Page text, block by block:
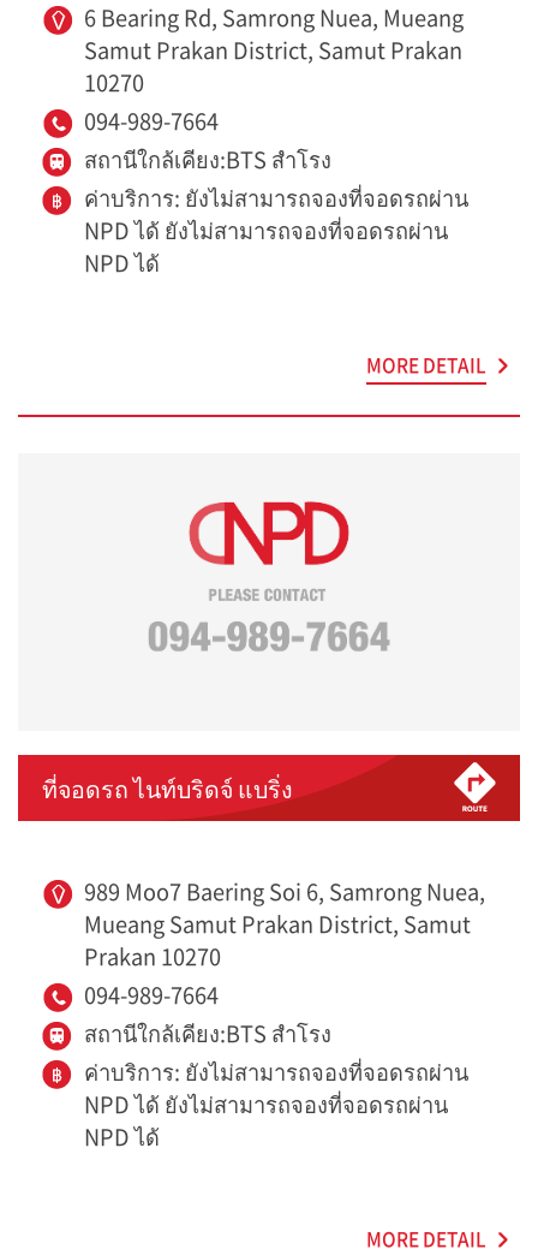
6 Bearing Rd, Samrong Nuea, Mueang
Samut Prakan District, Samut Prakan
10270
094-989-7664
สถานีใกล้เคียง:BTS สำโรง
ค่าบริการ: ยังไม่สามารถจองที่จอดรถผ่าน
NPD ได้ ยังไม่สามารถจองที่จอดรถผ่าน
NPD ได้
MORE DETAIL
ที่จอดรถ ไนท์บริดจ์ แบริ่ง
989 Moo7 Baering Soi 6, Samrong Nuea,
Mueang Samut Prakan District, Samut
Prakan 10270
094-989-7664
สถานีใกล้เคียง:BTS สำโรง
ค่าบริการ: ยังไม่สามารถจองที่จอดรถผ่าน
NPD ได้ ยังไม่สามารถจองที่จอดรถผ่าน
NPD ได้
MORE DETAIL